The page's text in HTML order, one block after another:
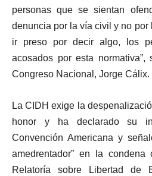
personas que se sientan
denuncia por la vía civil y no
ir preso por decir algo, los
acosados por esta normativa”,
Congreso Nacional, Jorge Cálix.
La CIDH exige la
honor y ha declarado su
Convención Americana y
amedrentador” en la
Relatoría sobre Libertad de